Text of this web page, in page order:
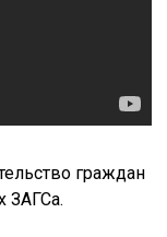
граждан
ЗАГСа.